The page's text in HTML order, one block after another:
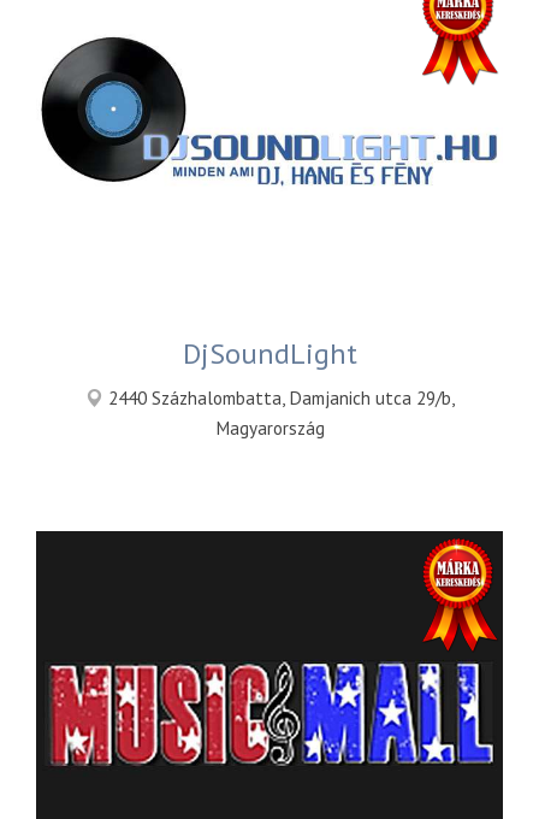
DjSoundLight
2440 Százhalombatta, Damjanich utca 29/b,
Magyarország